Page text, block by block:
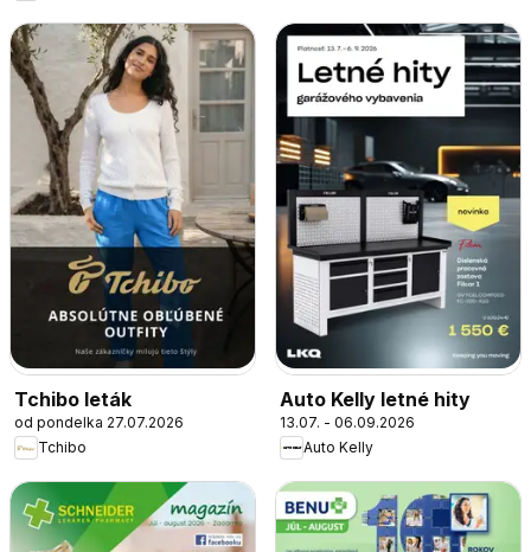
Tchibo leták
od pondelka 27.07.2026
Tchibo
Auto Kelly letné hity
13.07. - 06.09.2026
Auto Kelly